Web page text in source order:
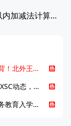
【小升初数学】一年级数学100以内加减法计算题专项练习14
告别死记硬背！北外王牌精读词汇课，帮孩子突破英语词汇难关
2026年北京XSC动态，持续更新中ing...
北京各区义务教育入学咨询电话汇总，25年小升初家长提前收藏